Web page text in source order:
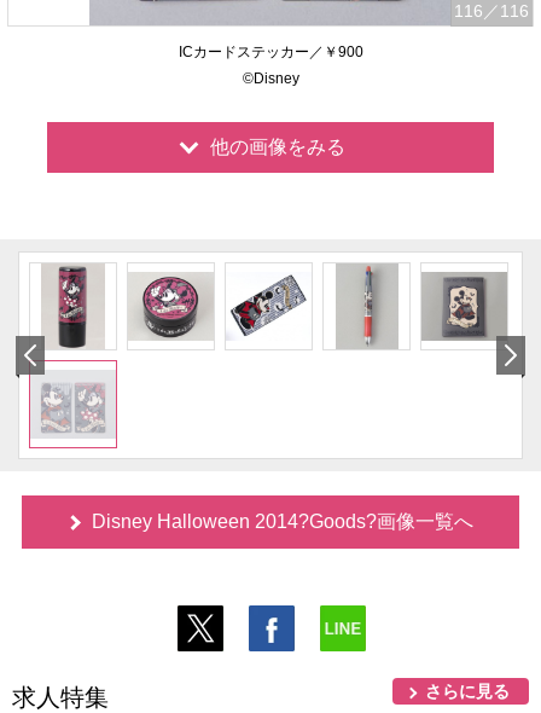
116 ／116
ICカードステッカー／￥900
©Disney
他の画像をみる
Disney Halloween 2014?Goods?画像一覧へ
求人特集 さらに見る